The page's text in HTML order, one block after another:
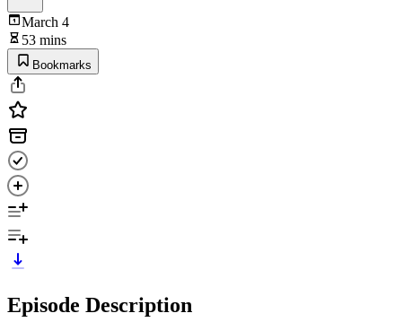
March 4
53 mins
Bookmarks
Episode Description